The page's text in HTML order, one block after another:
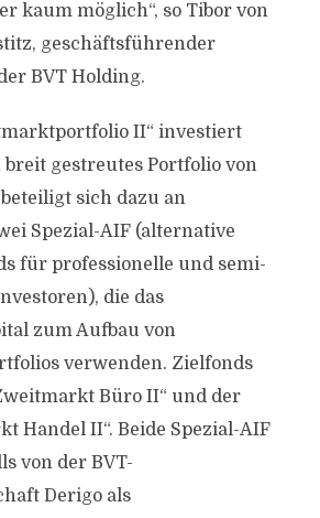
kaum möglich“, so Tibor von
geschäftsführender
BVT Holding.
II“ investiert
gestreutes Portfolio von
sich dazu an
Spezial-AIF (alternative
für professionelle und semi-
die das
zum Aufbau von
verwenden. Zielfonds
Büro II“ und der
Handel II“. Beide Spezial-AIF
von der BVT-
Derigo als